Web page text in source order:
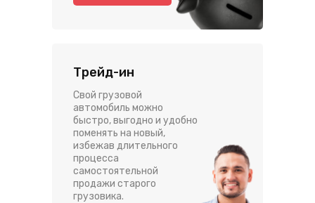
Трейд-ин
Свой грузовой
автомобиль можно
быстро, выгодно и удобно
поменять на новый,
избежав длительного
процесса
самостоятельной
продажи старого
грузовика.